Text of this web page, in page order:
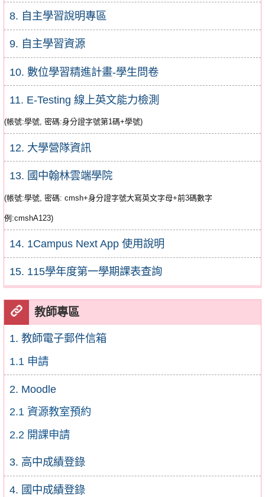
8. 自主學習說明專區
9. 自主學習資源
10. 數位學習精進計畫-學生問卷
11. E-Testing 線上英文能力檢測
(帳號:學號, 密碼:身分證字號第1碼+學號)
12. 大學營隊資訊
13. 國中翰林雲端學院
(帳號:學號, 密碼: cmsh+身分證字號大寫英文字母+前3碼數字
例:cmshA123)
14. 1Campus Next App 使用說明
15. 115學年度第一學期課表查詢
教師專區
1. 教師電子郵件信箱
1.1 申請
2. Moodle
2.1 資源教室預約
2.2 開課申請
3. 高中成績登錄
4. 國中成績登錄